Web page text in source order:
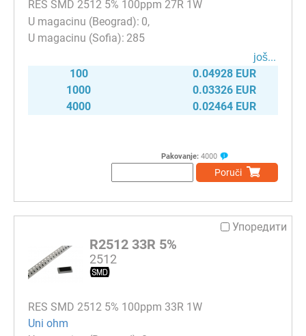
RES SMD 2512 5% 100ppm 27R 1W
0
285
јоš...
100
0.04928 EUR
1000
0.03326 EUR
4000
0.02464 EUR
Pakovanje: 4000
Poruči
Упоредити
R2512 33R 5%
2512
RES SMD 2512 5% 100ppm 33R 1W
Uni ohm